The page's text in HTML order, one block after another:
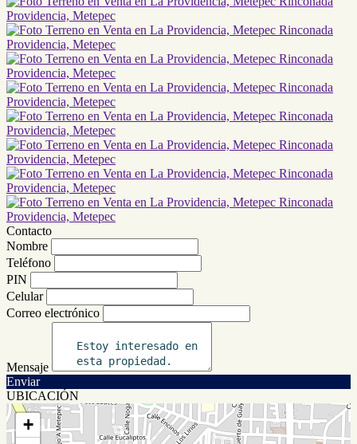
Contacto
Nombre
Teléfono
PIN
Celular
Correo electrónico
Mensaje
Enviar
UBICACIÓN
+